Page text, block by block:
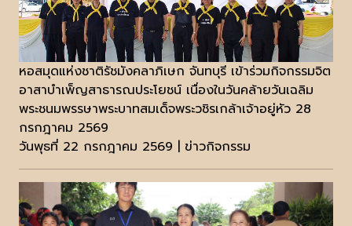
หอสมุดแห่งชาติรัชมังคลาภิเษก จันทบุรี เข้าร่วมกิจกรรมจิต
อาสาบำเพ็ญสาธารณประโยชน์ เนื่องในวันคล้ายวันเฉลิม
พระชนมพรรษาพระบาทสมเด็จพระวชิรเกล้าเจ้าอยู่หัว 28
กรกฎาคม 2569
วันพุธที่ 22 กรกฎาคม 2569 | ข่าวกิจกรรม